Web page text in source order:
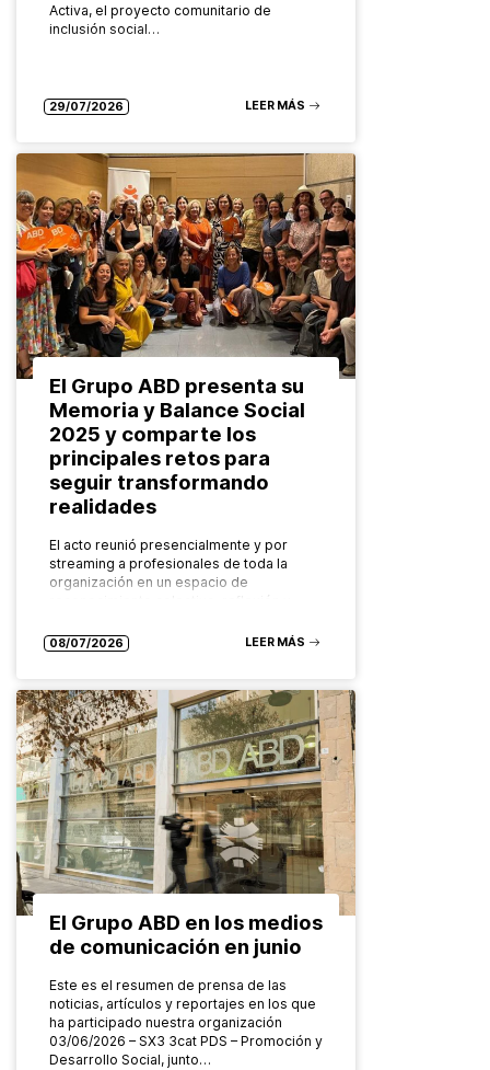
Activa, el proyecto comunitario de
inclusión social…
29/07/2026 LEER MÁS
El Grupo ABD presenta su
Memoria y Balance Social
2025 y comparte los
principales retos para
seguir transformando
realidades
El acto reunió presencialmente y por
streaming a profesionales de toda la
organización en un espacio de
Grupo ABD ha…
08/07/2026 LEER MÁS
El Grupo ABD en los medios
de comunicación en junio
Este es el resumen de prensa de las
noticias, artículos y reportajes en los que
ha participado nuestra organización
03/06/2026 – SX3 3cat PDS – Promoción y
Desarrollo Social, junto…